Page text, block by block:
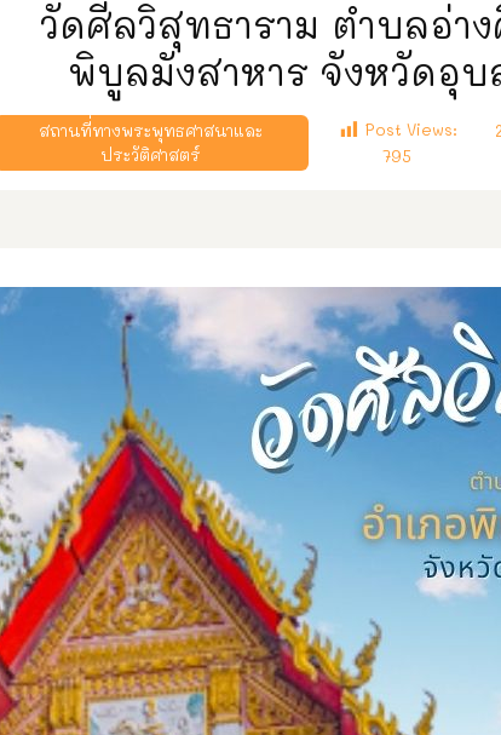
วัดศีลวิสุทธาราม ตำบลอ่าง
พิบูลมังสาหาร จังหวัดอุบ
สถานที่ทางพระพุทธศาสนาและ
ประวัติศาสตร์
Post Views:
795